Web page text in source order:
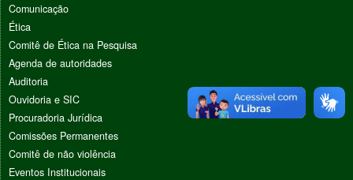
Comunicação
Ética
Comitê de Ética na Pesquisa
Agenda de autoridades
Auditoria
Ouvidoria e SIC
Procuradoria Jurídica
Comissões Permanentes
Comitê de não violência
Eventos Institucionais